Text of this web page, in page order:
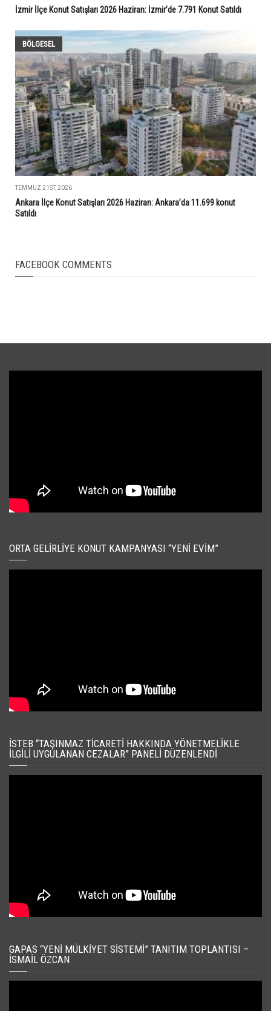
İzmir İlçe Konut Satışları 2026 Haziran: İzmir’de 7.791 Konut Satıldı
BÖLGESEL
TEMMUZ 21ST, 2026
Ankara İlçe Konut Satışları 2026 Haziran: Ankara’da 11.699 konut
Satıldı
FACEBOOK COMMENTS
ORTA GELIRLIYE KONUT KAMPANYASI “YENI EVIM”
İSTEB “TAŞINMAZ TICARETI HAKKINDA YÖNETMELIKLE
İLGILI UYGULANAN CEZALAR” PANELI DÜZENLENDI
GAPAS “YENI MÜLKIYET SISTEMI” TANITIM TOPLANTISI –
İSMAIL ÖZCAN